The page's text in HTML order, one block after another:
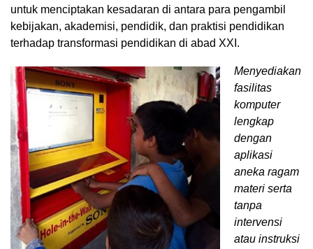
untuk menciptakan kesadaran di antara para pengambil
kebijakan, akademisi, pendidik, dan praktisi pendidikan
terhadap transformasi pendidikan di abad XXI.
Menyediakan
fasilitas
komputer
lengkap
dengan
aplikasi
aneka ragam
materi serta
tanpa
intervensi
atau instruksi